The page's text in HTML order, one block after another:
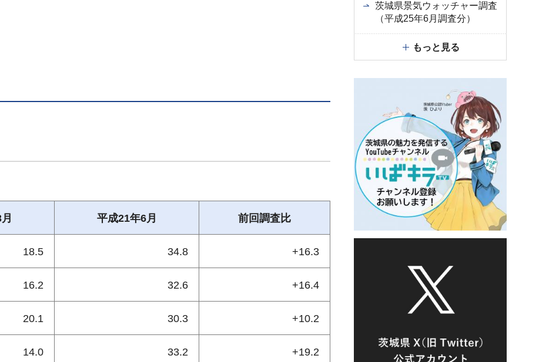
平成21年6月 前回調査比
18.5 34.8 +16.3
16.2 32.6 +16.4
20.1 30.3 +10.2
14.0 33.2 +19.2
茨城県景気ウォッチャー調査
（平成25年6月調査分）
もっと見る